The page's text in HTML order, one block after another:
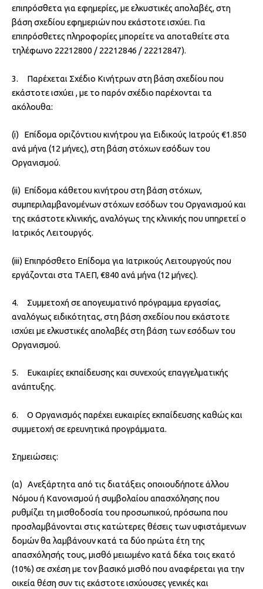
επιπρόσθετα για εφημερίες, με ελκυστικές απολαβές, στη
βάση σχεδίου εφημεριών που εκάστοτε ισχύει. Για
επιπρόσθετες πληροφορίες μπορείτε να αποταθείτε στα
τηλέφωνο 22212800 / 22212846 / 22212847).
3. Παρέχεται Σχέδιο Κινήτρων στη βάση σχεδίου που
εκάστοτε ισχύει , με το παρόν σχέδιο παρέχονται τα
ακόλουθα:
(i) Επίδομα οριζόντιου κινήτρου για Ειδικούς Ιατρούς €1.850
ανά μήνα (12 μήνες), στη βάση στόχων εσόδων του
Οργανισμού.
(ii) Επίδομα κάθετου κινήτρου στη βάση στόχων,
συμπεριλαμβανομένων στόχων εσόδων του Οργανισμού και
της εκάστοτε κλινικής, αναλόγως της κλινικής που υπηρετεί ο
Ιατρικός Λειτουργός.
(iii) Επιπρόσθετο Επίδομα για Ιατρικούς Λειτουργούς που
εργάζονται στα ΤΑΕΠ, €840 ανά μήνα (12 μήνες).
4. Συμμετοχή σε απογευματινό πρόγραμμα εργασίας,
αναλόγως ειδικότητας, στη βάση σχεδίου που εκάστοτε
ισχύει με ελκυστικές απολαβές στη βάση των εσόδων του
Οργανισμού.
5. Ευκαιρίες εκπαίδευσης και συνεχούς επαγγελματικής
ανάπτυξης.
6. Ο Οργανισμός παρέχει ευκαιρίες εκπαίδευσης καθώς και
συμμετοχή σε ερευνητικά προγράμματα.
Σημειώσεις:
(α) Ανεξάρτητα από τις διατάξεις οποιουδήποτε άλλου
Νόμου ή Κανονισμού ή συμβολαίου απασχόλησης που
ρυθμίζει τη μισθοδοσία του προσωπικού, πρόσωπα που
προσλαμβάνονται στις κατώτερες θέσεις των υφιστάμενων
δομών θα λαμβάνουν κατά τα δύο πρώτα έτη της
απασχόλησής τους, μισθό μειωμένο κατά δέκα τοις εκατό
(10%) σε σχέση με τον βασικό μισθό που αναφέρεται για την
οικεία θέση συν τις εκάστοτε ισχύουσες γενικές και